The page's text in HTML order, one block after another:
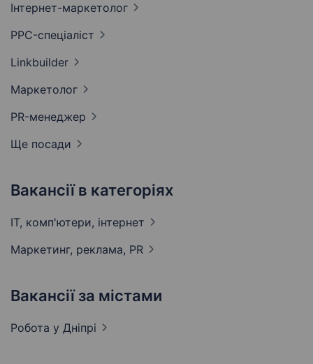
Інтернет-маркетолог
PPC-спеціаліст
Linkbuilder
Маркетолог
PR-менеджер
Ще посади
Вакансії в категоріях
IT, комп'ютери, інтернет
Маркетинг, реклама, PR
Вакансії за містами
Робота у Дніпрі